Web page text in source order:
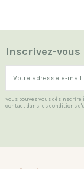
Inscrivez-
Vous pouvez vous
contact dans les conditions